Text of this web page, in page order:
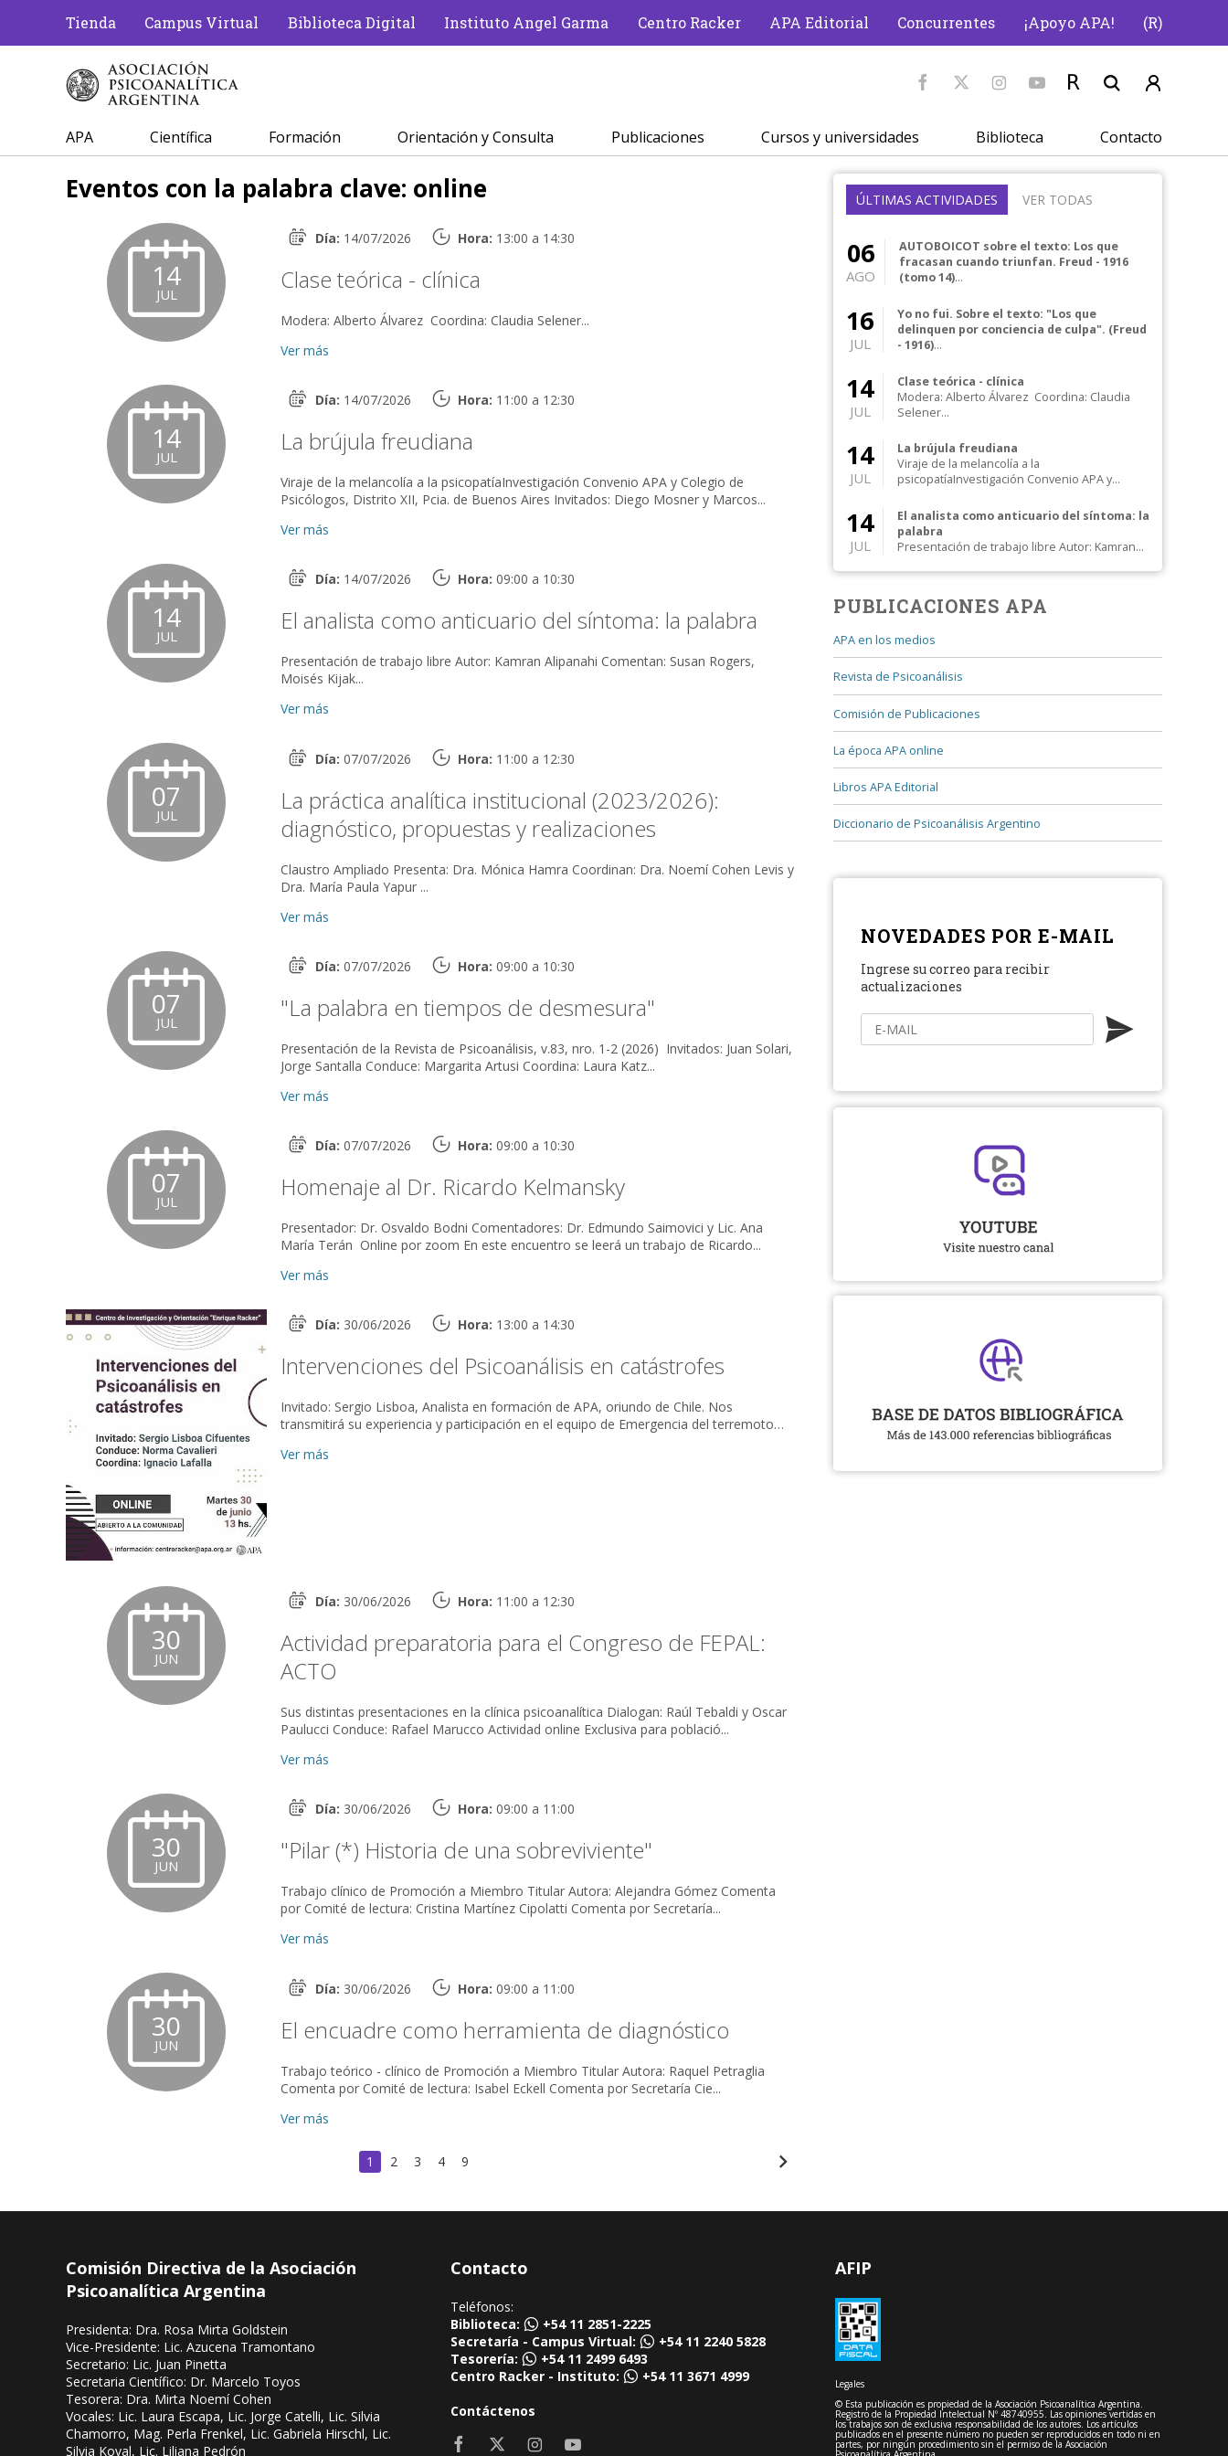
Tienda Campus Virtual Biblioteca Digital Instituto Angel Garma Centro Racker APA Editorial Concurrentes ¡Apoyo APA! (R)
APA Científica Formación Orientación y Consulta Publicaciones Cursos y universidades Biblioteca Contacto
Eventos con la palabra clave: online
14
JUL
Día: 14/07/2026 Hora: 13:00 a 14:30
Clase teórica - clínica
Modera: Alberto Álvarez Coordina: Claudia Selener...
Ver más
14
JUL
Día: 14/07/2026 Hora: 11:00 a 12:30
La brújula freudiana
Viraje de la melancolía a la psicopatíaInvestigación Convenio APA y Colegio de
Psicólogos, Distrito XII, Pcia. de Buenos Aires Invitados: Diego Mosner y Marcos...
Ver más
14
JUL
Día: 14/07/2026 Hora: 09:00 a 10:30
El analista como anticuario del síntoma: la palabra
Presentación de trabajo libre Autor: Kamran Alipanahi Comentan: Susan Rogers,
Moisés Kijak...
Ver más
07
JUL
Día: 07/07/2026 Hora: 11:00 a 12:30
La práctica analítica institucional (2023/2026):
diagnóstico, propuestas y realizaciones
Claustro Ampliado Presenta: Dra. Mónica Hamra Coordinan: Dra. Noemí Cohen Levis y
Dra. María Paula Yapur ...
Ver más
07
JUL
Día: 07/07/2026 Hora: 09:00 a 10:30
"La palabra en tiempos de desmesura"
Presentación de la Revista de Psicoanálisis, v.83, nro. 1-2 (2026) Invitados: Juan Solari,
Jorge Santalla Conduce: Margarita Artusi Coordina: Laura Katz...
Ver más
07
JUL
Día: 07/07/2026 Hora: 09:00 a 10:30
Homenaje al Dr. Ricardo Kelmansky
Presentador: Dr. Osvaldo Bodni Comentadores: Dr. Edmundo Saimovici y Lic. Ana
María Terán Online por zoom En este encuentro se leerá un trabajo de Ricardo...
Ver más
Día: 30/06/2026 Hora: 13:00 a 14:30
Intervenciones del Psicoanálisis en catástrofes
Invitado: Sergio Lisboa, Analista en formación de APA, oriundo de Chile. Nos
transmitirá su experiencia y participación en el equipo de Emergencia del terremoto
Ver más
30
JUN
Día: 30/06/2026 Hora: 11:00 a 12:30
Actividad preparatoria para el Congreso de FEPAL:
ACTO
Sus distintas presentaciones en la clínica psicoanalítica Dialogan: Raúl Tebaldi y Oscar
Paulucci Conduce: Rafael Marucco Actividad online Exclusiva para població...
Ver más
30
JUN
Día: 30/06/2026 Hora: 09:00 a 11:00
"Pilar (*) Historia de una sobreviviente"
Trabajo clínico de Promoción a Miembro Titular Autora: Alejandra Gómez Comenta
por Comité de lectura: Cristina Martínez Cipolatti Comenta por Secretaría...
Ver más
30
JUN
Día: 30/06/2026 Hora: 09:00 a 11:00
El encuadre como herramienta de diagnóstico
Trabajo teórico - clínico de Promoción a Miembro Titular Autora: Raquel Petraglia
Comenta por Comité de lectura: Isabel Eckell Comenta por Secretaría Cie...
Ver más
1 2 3 4 9
ÚLTIMAS ACTIVIDADES VER TODAS
06
AGO
AUTOBOICOT sobre el texto: Los que
fracasan cuando triunfan. Freud - 1916
(tomo 14)
clínica actual Curso central anual de
frecuencia me...
16
JUL
Yo no fui. Sobre el texto: "Los que
delinquen por conciencia de culpa". (Freud
- 1916)
clínica actual Curso central anual de
frecuencia me...
14
JUL
Clase teórica - clínica
Modera: Alberto Álvarez Coordina: Claudia
Selener...
14
JUL
La brújula freudiana
Viraje de la melancolía a la
psicopatíaInvestigación Convenio APA y
14
JUL
El analista como anticuario del síntoma: la
palabra
Presentación de trabajo libre Autor: Kamran
Kijak...
PUBLICACIONES APA
APA en los medios
Revista de Psicoanálisis
Comisión de Publicaciones
La época APA online
Libros APA Editorial
Diccionario de Psicoanálisis Argentino
NOVEDADES POR E-MAIL
Ingrese su correo para recibir
actualizaciones
Comisión Directiva de la Asociación
Psicoanalítica Argentina
Presidenta: Dra. Rosa Mirta Goldstein
Vice-Presidente: Lic. Azucena Tramontano
Secretario: Lic. Juan Pinetta
Secretaria Científico: Dr. Marcelo Toyos
Tesorera: Dra. Mirta Noemí Cohen
Vocales: Lic. Laura Escapa, Lic. Jorge Catelli, Lic. Silvia
Chamorro, Mag. Perla Frenkel, Lic. Gabriela Hirschl, Lic.
Silvia Koval, Lic. Liliana Pedrón
Contacto
Teléfonos:
Biblioteca:
+54 11 2851-2225
Secretaría - Campus Virtual:
+54 11 2240 5828
Tesorería:
+54 11 2499 6493
Centro Racker - Instituto:
+54 11 3671 4999
Contáctenos
AFIP
Legales
© Esta publicación es propiedad de la Asociación Psicoanalítica Argentina.
Registro de la Propiedad Intelectual Nº 48740955. Las opiniones vertidas en
los trabajos son de exclusiva responsabilidad de los autores. Los artículos
publicados en el presente número no pueden ser reproducidos en todo ni en
partes, por ningún procedimiento sin el permiso de la Asociación